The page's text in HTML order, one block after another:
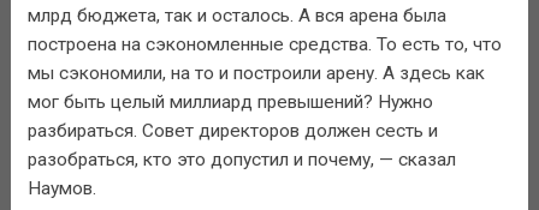
млрд бюджета, так и осталось. А вся арена была
построена на сэкономленные средства. То есть то, что
мы сэкономили, на то и построили арену. А здесь как
мог быть целый миллиард превышений? Нужно
разбираться. Совет директоров должен сесть и
разобраться, кто это допустил и почему, — сказал
Наумов.